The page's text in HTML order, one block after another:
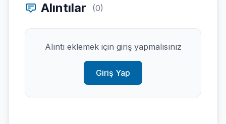
Alıntılar (0)
Alıntı eklemek için giriş yapmalısınız
Giriş Yap